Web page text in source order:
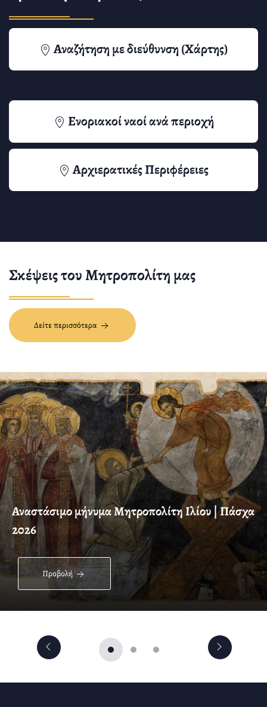
Αναζήτηση με διεύθυνση (Χάρτης)
Ενοριακοί ναοί ανά περιοχή
Αρχιερατικές Περιφέρειες
Σκέψεις του Μητροπολίτη μας
Δείτε περισσότερα
Αναστάσιμο μήνυμα Μητροπολίτη Ιλίου | Πάσχα
2026
Προβολή